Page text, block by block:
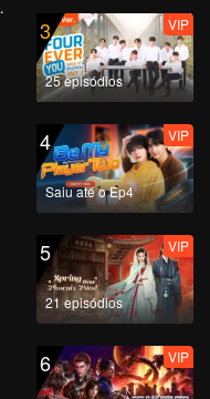
3
25 episódios
VIP
4
Saiu até o Ep4
VIP
5
21 episódios
VIP
6 VIP